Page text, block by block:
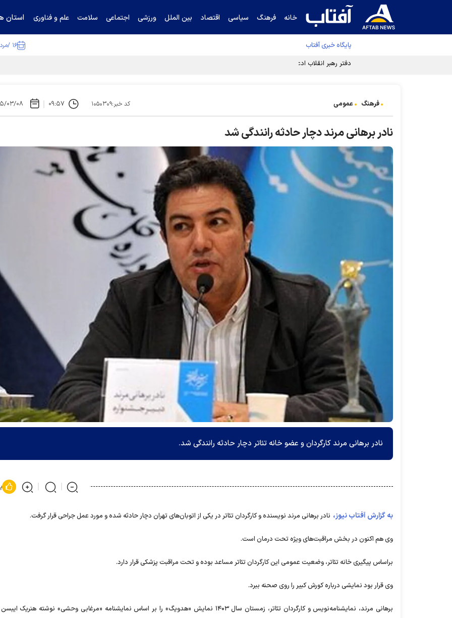
خانه فرهنگ سیاسی اقتصاد بین الملل ورزشی اجتماعی سلامت علم و فناوری استان
پایگاه خبری آفتاب ۱۶ /مرداد /۱۴۰۵
دفتر رهبر انقلاب ادعای خرازی درباره پزشکیان را تکذیب کرد
فرهنگ عمومی کد خبر:۱۰۵۰۳۰۹ ۰۹:۵۷ ۱۴۰۵/
نادر برهانی مرند دچار حادثه رانندگی شد
نادر برهانی مرند کارگردان و عضو خانه تئاتر دچار حادثه رانندگی شد.
به گزارش آفتاب نیوز، نادر برهانی مرند نویسنده و کارگردان تئاتر در یکی از اتوبان‌های تهران دچار حادثه شده و مورد عمل جراحی قرار گرفت.
وی هم اکنون در بخش مراقبت‌های ویژه تحت درمان است.
براساس پیگیری خانه تئاتر، وضعیت عمومی این کارگردان تئاتر مساعد بوده و تحت مراقبت پزشکی قرار دارد.
وی قرار بود نمایشی درباره کورش کبیر را روی صحنه ببرد.
برهانی مرند، نمایشنامه‌نویس و کارگردان تئاتر، زمستان سال ۱۴۰۳ نمایش «هدویگ» را بر اساس نمایشنامه «مرغابی وحشی» نوشته هنریک